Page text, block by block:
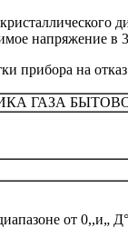
напряжение в
прибора на отказ
ГАЗА
от 0,,и„